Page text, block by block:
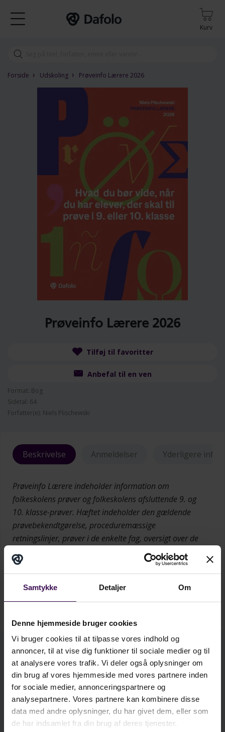
Samtykke Detaljer Om
Denne hjemmeside bruger cookies
Vi bruger cookies til at tilpasse vores indhold og
annoncer, til at vise dig funktioner til sociale medier og til
at analysere vores trafik. Vi deler også oplysninger om
din brug af vores hjemmeside med vores partnere inden
for sociale medier, annonceringspartnere og
analysepartnere. Vores partnere kan kombinere disse
data med andre oplysninger, du har givet dem, eller som
de har indsamlet fra din brug af deres tjenester.
Kurv
Forside › Udskoling › Prøveinfo Lærere 2026
Prøveinfo Lærere 2026
Tilføj til favoritter
Anbefal til en ven
Format: Bog
Sidetal: 64
Forfatter(e): Niels Plischewski
Beskrivelse Anmeldelser Yderligere info
Prøveinfo Lærere indeholder information om
folkeskolens prøver og folkeskolens afsluttende 9. og
10. klasse-prøver. Hæftet indeholder den gældende
prøvebekendtgørelse, proceduremæssige
retningslinjer, prøver i de enkelte fag, oversigt over de
relevante bekendtgørelser og tidsplan.
Prøveinfo Lærere bringer i en lettilgængelig og
overskuelig form alle baggrundsoplysninger til lærere,
der er involveret i prøvernes gennemførelse.
kr.34,25
ekskl. moms
kr.42,81
inkl. moms